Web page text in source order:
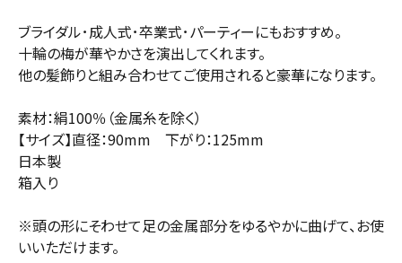
ブライダル･成人式･卒業式･パーティーにもおすすめ。
十輪の梅が華やかさを演出してくれます。
他の髪飾りと組み合わせてご使用されると豪華になります。
素材：絹100％（金属糸を除く）
【サイズ】直径：90mm 下がり：125mm
日本製
箱入り
※頭の形にそわせて足の金属部分をゆるやかに曲げて、お使
いいただけます。